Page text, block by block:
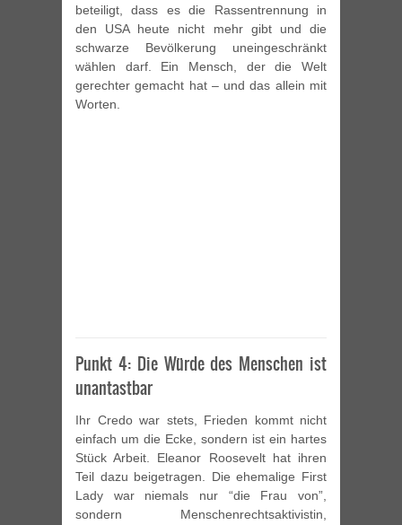
beteiligt, dass es die Rassentrennung in
den USA heute nicht mehr gibt und die
schwarze Bevölkerung uneingeschränkt
wählen darf. Ein Mensch, der die Welt
gerechter gemacht hat – und das allein mit
Worten.
Punkt 4: Die Würde des Menschen ist
unantastbar
Ihr Credo war stets, Frieden kommt nicht
einfach um die Ecke, sondern ist ein hartes
Stück Arbeit. Eleanor Roosevelt hat ihren
Teil dazu beigetragen. Die ehemalige First
Lady war niemals nur “die Frau von”,
sondern Menschenrechtsaktivistin,